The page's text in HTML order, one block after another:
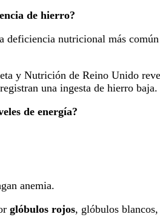
de hierro?
deficiencia nutricional más
y Nutrición de Reino Unido
una ingesta de hierro baja.
de energía?
anemia.
glóbulos rojos, glóbulos